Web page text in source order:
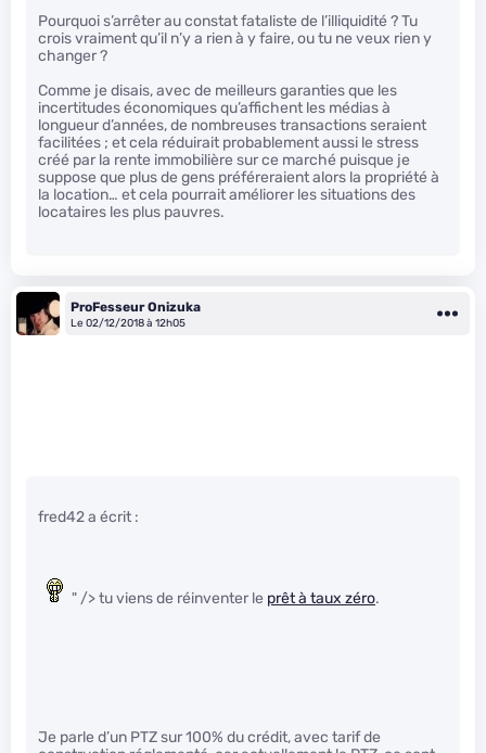
Pourquoi s’arrêter au constat fataliste de l’illiquidité ? Tu
crois vraiment qu’il n’y a rien à y faire, ou tu ne veux rien y
changer ?
Comme je disais, avec de meilleurs garanties que les
incertitudes économiques qu’affichent les médias à
longueur d’années, de nombreuses transactions seraient
facilitées ; et cela réduirait probablement aussi le stress
créé par la rente immobilière sur ce marché puisque je
suppose que plus de gens préféreraient alors la propriété à
la location… et cela pourrait améliorer les situations des
locataires les plus pauvres.
ProFesseur Onizuka
Le 02/12/2018 à 12h05
fred42 a écrit :
" /> tu viens de réinventer le prêt à taux zéro.
Je parle d’un PTZ sur 100% du crédit, avec tarif de